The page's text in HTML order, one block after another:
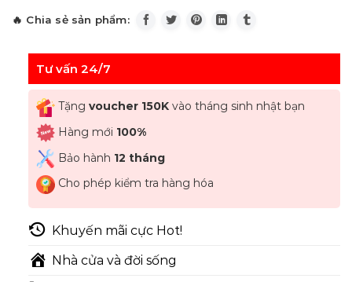
Tư vấn 24/7
Tặng voucher 150Kvào tháng sinh nhật bạn
Hàng mới 100%
Bảo hành 12 tháng
Cho phép kiểm tra hàng hóa
Khuyến mãi cực Hot!
Nhà cửa và đời sống